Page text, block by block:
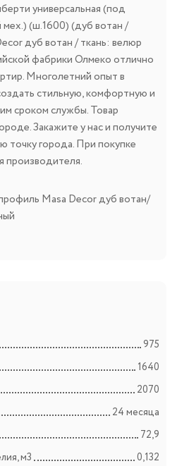
универсальная (под
(ш.1600) (дуб вотан /
дуб вотан / ткань: велюр
фабрики Олмеко отлично
Многолетний опыт в
стильную, комфортную и
сроком службы. Товар
Закажите у нас и получите
точку города. При покупке
производителя.
Masa Decor дуб вотан/
975
1640
2070
24 месяца
72,9
м3
0,132